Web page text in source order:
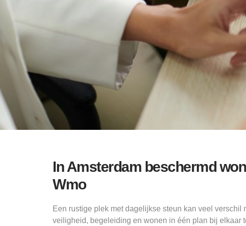
In Amsterdam beschermd
Wmo
Een rustige plek met dagelijkse steun kan veel verschil
veiligheid, begeleiding en wonen in één plan bij elkaar